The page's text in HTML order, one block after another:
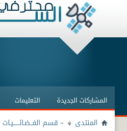
المشاركات الجديدة التعليمات
المنتدى ~ قسم